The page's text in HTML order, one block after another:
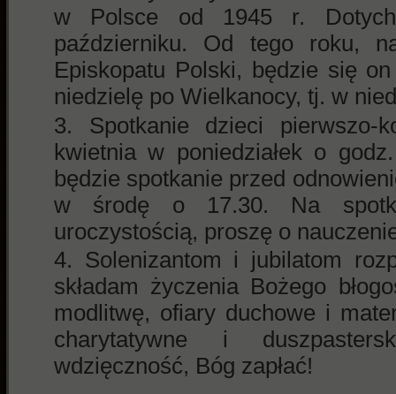
w Polsce od 1945 r.
październiku. Od tego roku,
Episkopatu Polski, będzie się
niedzielę po Wielkanocy, tj. w
Spotkanie dzieci pierwszo-
kwietnia w poniedziałek o
będzie spotkanie przed
w środę o 17.30. Na
uroczystością, proszę o
Solenizantom i jubilatom
składam życzenia Bożego
modlitwę, ofiary duchowe i
charytatywne i
wdzięczność, Bóg zapłać!